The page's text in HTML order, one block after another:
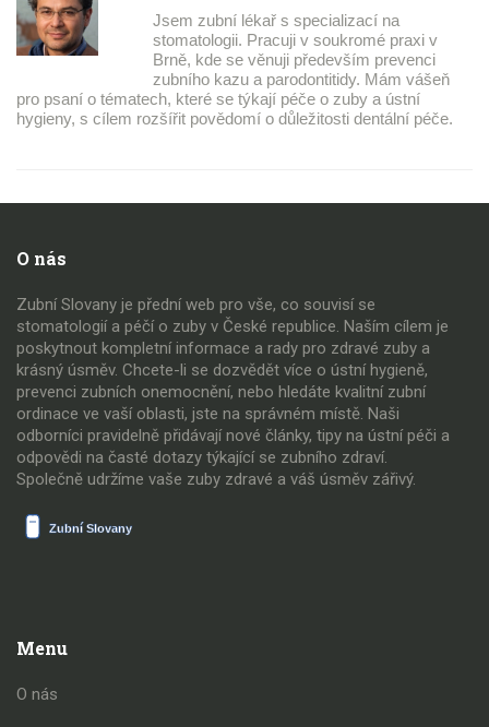
Jsem zubní lékař s specializací na
stomatologii. Pracuji v soukromé praxi v
Brně, kde se věnuji především prevenci
zubního kazu a parodontitidy. Mám vášeň
pro psaní o tématech, které se týkají péče o zuby a ústní
hygieny, s cílem rozšířit povědomí o důležitosti dentální péče.
O nás
Zubní Slovany je přední web pro vše, co souvisí se
stomatologií a péčí o zuby v České republice. Naším cílem je
poskytnout kompletní informace a rady pro zdravé zuby a
krásný úsměv. Chcete-li se dozvědět více o ústní hygieně,
prevenci zubních onemocnění, nebo hledáte kvalitní zubní
ordinace ve vaší oblasti, jste na správném místě. Naši
odborníci pravidelně přidávají nové články, tipy na ústní péči a
odpovědi na časté dotazy týkající se zubního zdraví.
Společně udržíme vaše zuby zdravé a váš úsměv zářivý.
Menu
O nás